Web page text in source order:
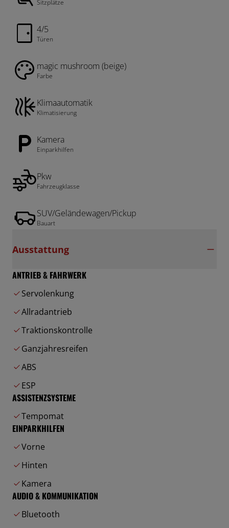
Sitzplätze
4/5
Türen
magic mushroom (beige)
Farbe
Klimaautomatik
Klimatisierung
Kamera
Einparkhilfen
Pkw
Fahrzeugklasse
SUV/Geländewagen/Pickup
Bauart
Ausstattung
ANTRIEB & FAHRWERK
Servolenkung
Allradantrieb
Traktionskontrolle
Ganzjahresreifen
ABS
ESP
ASSISTENZSYSTEME
Tempomat
EINPARKHILFEN
Vorne
Hinten
Kamera
AUDIO & KOMMUNIKATION
Bluetooth